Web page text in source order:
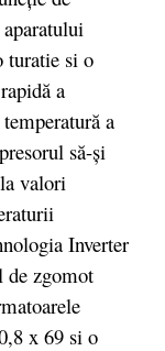
turatie si o
a
a
să-și
valori
Inverter
de zgomot
x 69 si o